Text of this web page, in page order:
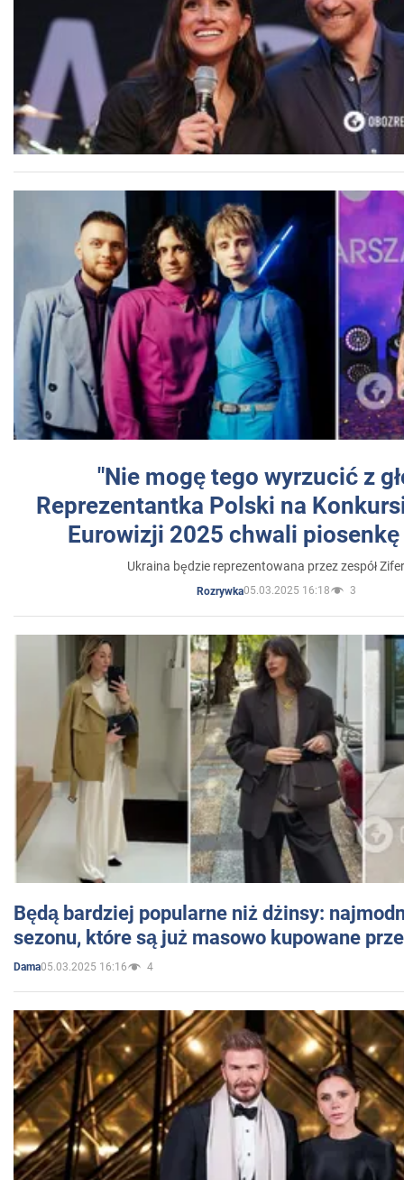
"Nie mogę tego wyrzucić z
Reprezentantka Polski na
Eurowizji 2025 chwali
Ukraina będzie reprezentowana przez zespół
Rozrywka05.03.2025 16:18 3
Będą bardziej popularne niż dżinsy:
sezonu, które są już masowo kupowane
Dama05.03.2025 16:16 4